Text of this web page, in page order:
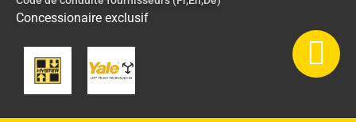
Concessionaire exclusif